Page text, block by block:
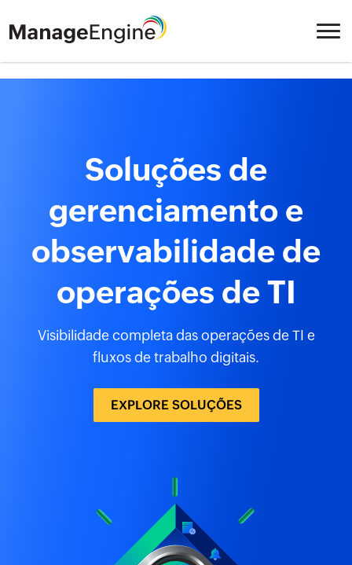
Soluções de
gerenciamento e
observabilidade de
operações de TI
Visibilidade completa das operações de TI e
fluxos de trabalho digitais.
EXPLORE SOLUÇÕES